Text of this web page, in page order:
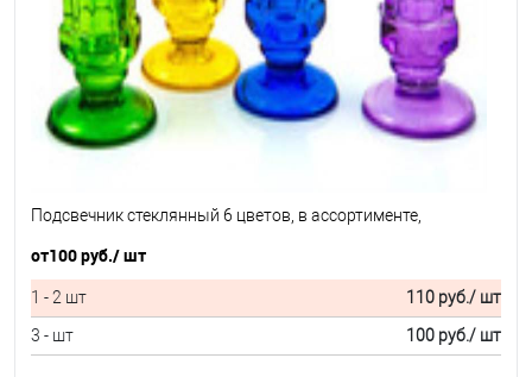
Подсвечник стеклянный 6 цветов, в ассортименте,
от100 руб./ шт
1 - 2 шт 110 руб./ шт
3 - шт
100 руб./ шт